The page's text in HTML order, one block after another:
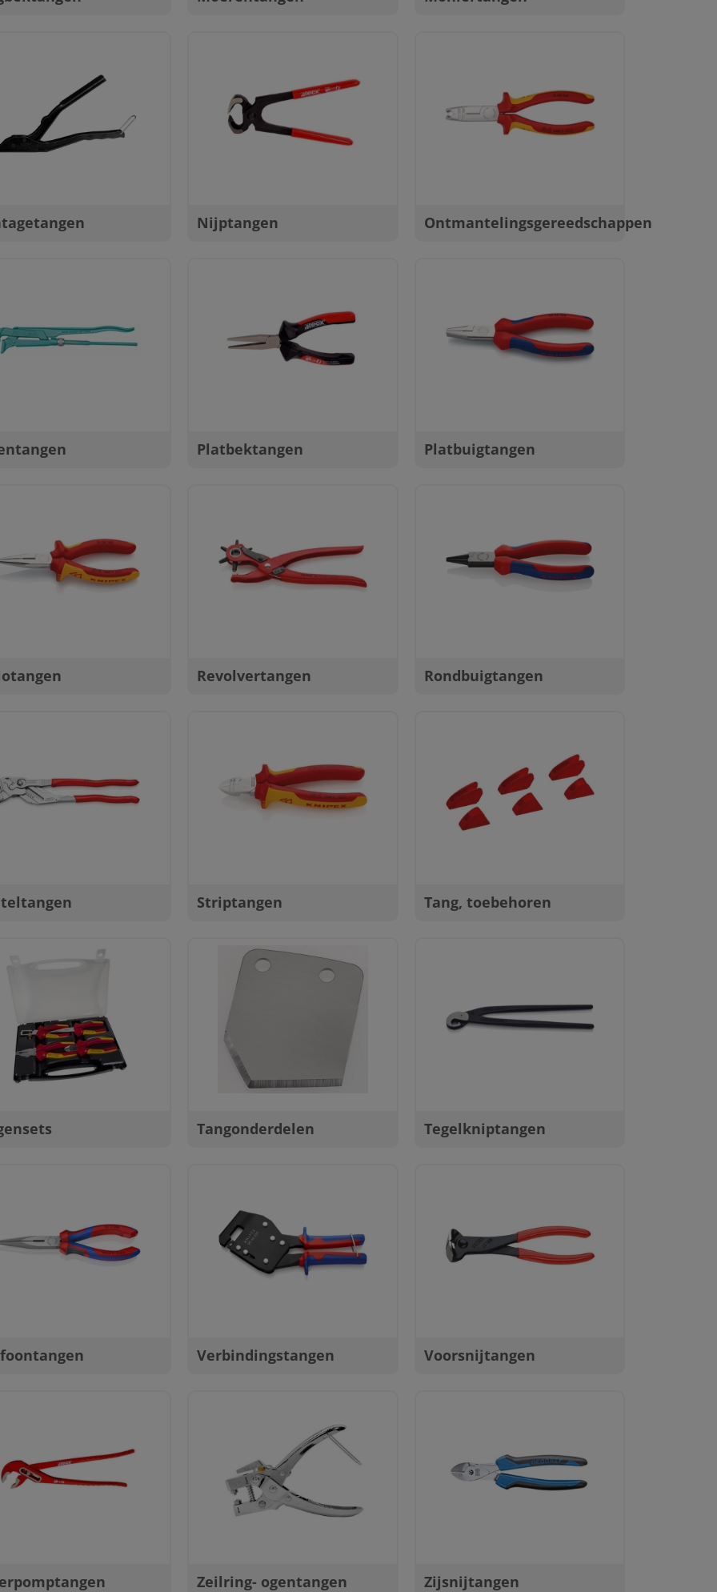
Nijptangen Ontmantelingsgereedschappen
Platbektangen Platbuigtangen
Revolvertangen Rondbuigtangen
Striptangen Tang, toebehoren
Tangonderdelen Tegelkniptangen
Verbindingstangen Voorsnijtangen
Zeilring- ogentangen Zijsnijtangen